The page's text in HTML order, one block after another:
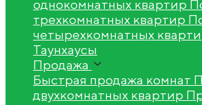
однокомнатных квартир
трехкомнатных квартир
четырехкомнатных
Таунхаусы
Продажа
Быстрая продажа комнат
двухкомнатных квартир